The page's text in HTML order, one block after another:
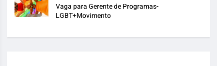
Vaga para Gerente de Programas-
LGBT+Movimento